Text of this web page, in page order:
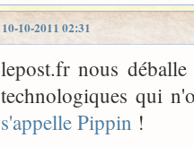
10-10-2011 02:31
lepost.fr nous
technologiques qui
s'appelle Pippin !